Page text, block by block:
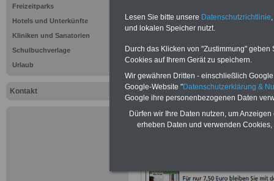
Freizeitparks
Hotels und Unterkünfte
Kliniken und Sanatorien
Schulbuchverlage
Urlaub
Kontakt
.
Neuauflage: Mai 2025 >>>hier
Lesen Sie bitte unsere Datenschutzrichtlinie
und lokalen Speicher nutzt.
Durch das Klicken von "Zustimmung"
Cookies auf Ihrem Gerät zu speichern.
Wir gewähren Dritten - einschließlich
Google-Website "Datenschutzerklärung &
Google ihre personenbezogenen Daten
Dürfen wir Ihre Daten nutzen, um
erheben Daten und verwenden